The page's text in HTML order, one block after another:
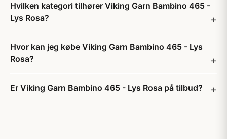
Hvilken kategori tilhører Viking Garn Bambino 465 -
Lys Rosa?
Hvor kan jeg købe Viking Garn Bambino 465 - Lys
Rosa?
Er Viking Garn Bambino 465 - Lys Rosa på tilbud?